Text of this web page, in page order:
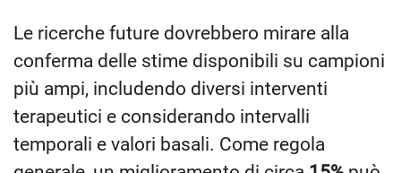
Le ricerche future dovrebbero mirare alla
conferma delle stime disponibili su campioni
più ampi, includendo diversi interventi
terapeutici e considerando intervalli
temporali e valori basali. Come regola